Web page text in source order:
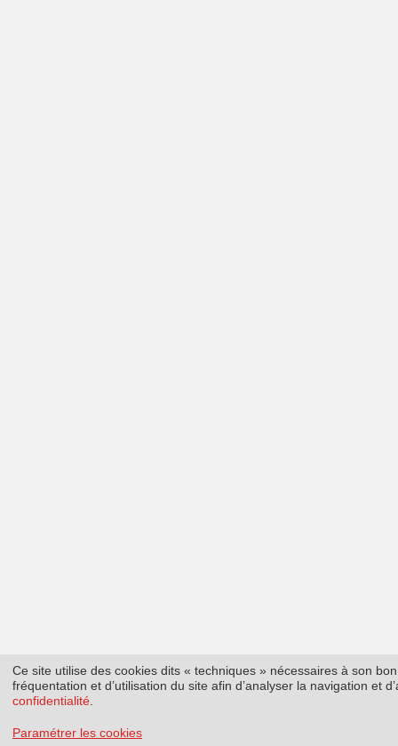
Ce site utilise des cookies dits « techniques » nécessaires à son
fréquentation et d’utilisation du site afin d’analyser la navigation et
confidentialité
Paramétrer les cookies